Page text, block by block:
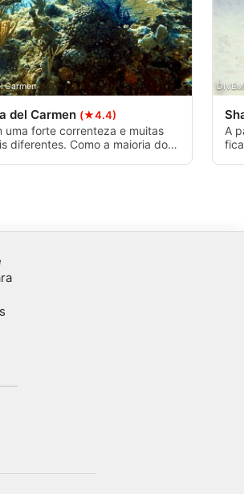
Carmen
del Carmen (★4.4)
uma forte correnteza e muitas
diferentes. Como a maioria dos
A